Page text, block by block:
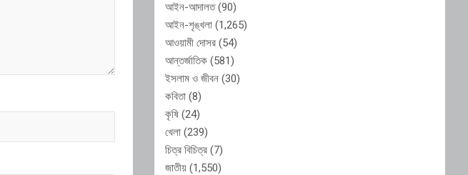
আইন-আদালত(90)
আইন-শৃঙ্খলা (1,265)
আওয়ামী দোসর (54)
আন্তর্জাতিক (581)
ইসলাম ও জীবন (30)
কবিতা (8)
কৃষি (24)
খেলা (239)
চিত্র বিচিত্র (7)
জাতীয় (1,550)